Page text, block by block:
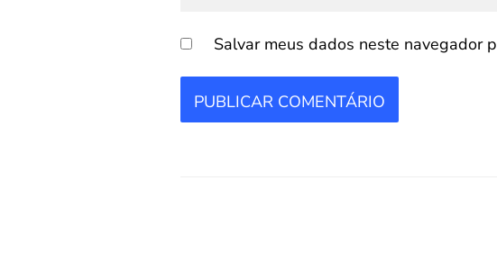
Salvar meus dados neste navegador